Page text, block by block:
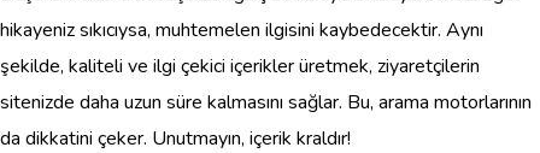
hikayeniz sıkıcıysa, muhtemelen ilgisini kaybedecektir. Aynı
şekilde, kaliteli ve ilgi çekici içerikler üretmek, ziyaretçilerin
sitenizde daha uzun süre kalmasını sağlar. Bu, arama motorlarının
da dikkatini çeker. Unutmayın, içerik kraldır!